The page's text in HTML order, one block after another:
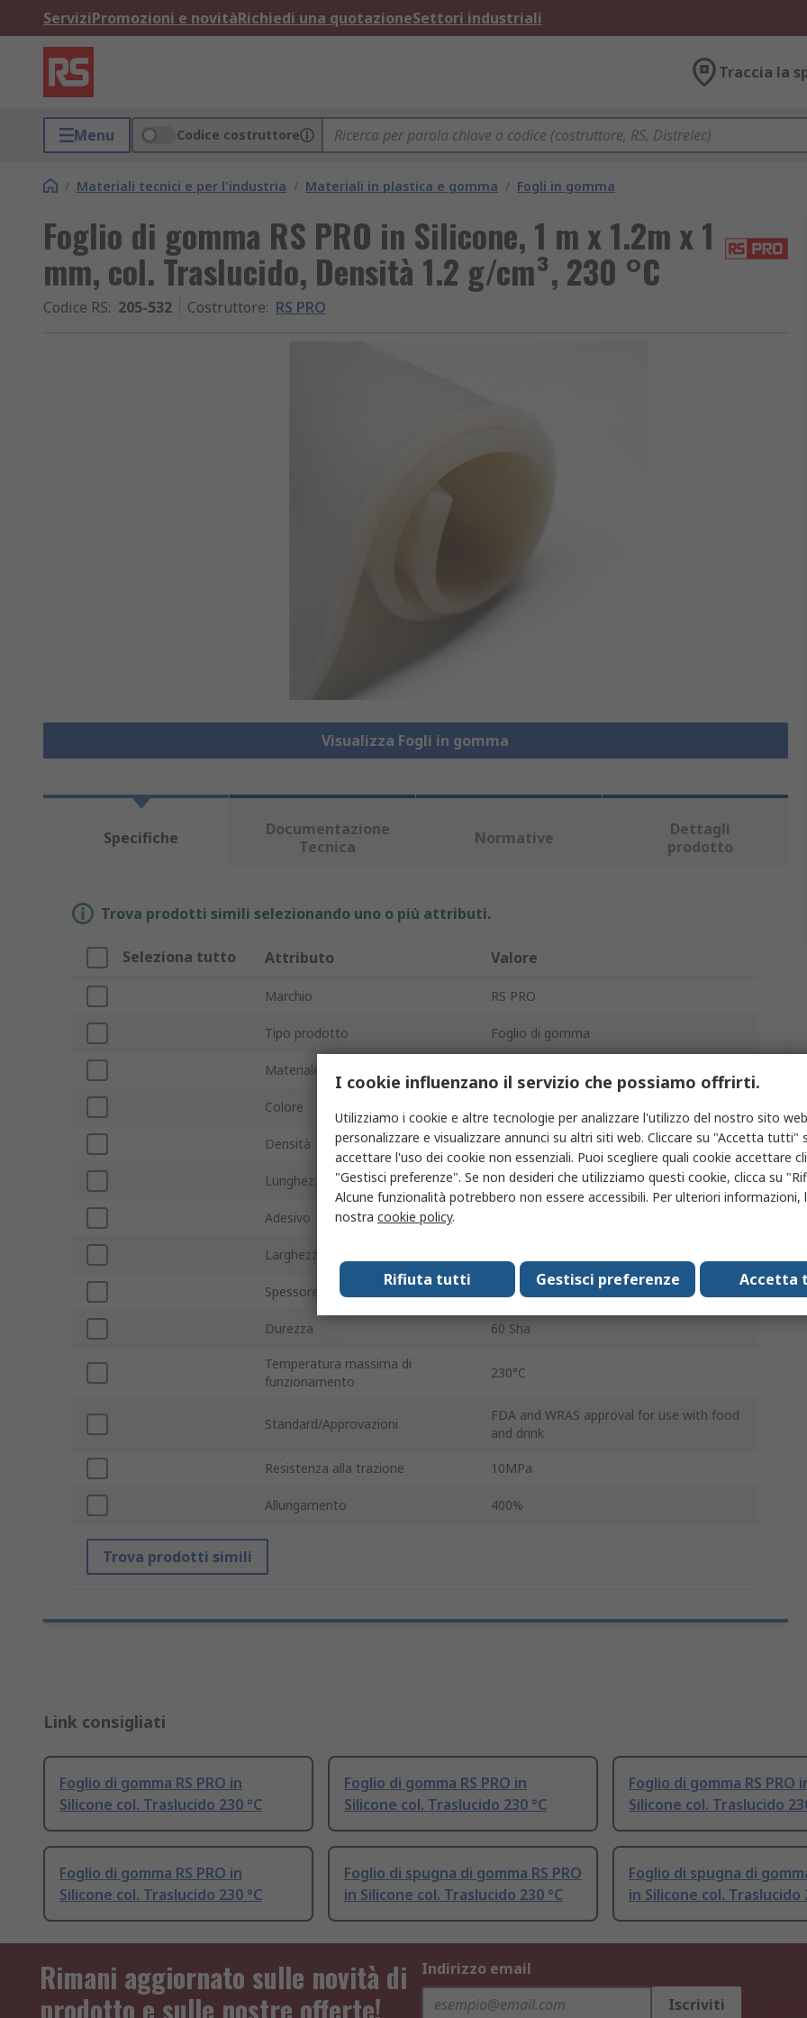
ServiziPromozioni e novitàRichiedi una quotazioneSettori industriali
Traccia la
Menu Codice costruttore
/ Materiali tecnici e per l'industria / Materiali in plastica e gomma / Fogli in gomma
Foglio di gomma RS PRO in Silicone, 1 m x 1.2m x 1
mm, col. Traslucido, Densità 1.2 g/cm³, 230 °C
Codice RS: 205-532 Costruttore: RS PRO
Visualizza Fogli in gomma
Specifiche
Documentazione
Tecnica
Normative
Dettagli
prodotto
Trova prodotti simili selezionando uno o più attributi.
Seleziona tutto Attributo Valore
Marchio RS PRO
Tipo prodotto Foglio di gomma
Materiale
Colore
Densità 1.2g/cm³
Lunghezza 1m
Adesivo
Larghezza
Spessore 1mm
Durezza 60 Sha
Temperatura massima di
funzionamento
230°C
Standard/Approvazioni
FDA and WRAS approval for use with food
and drink
Resistenza alla trazione 10MPa
Allungamento 400%
Trova prodotti simili
Link consigliati
Foglio di gomma RS PRO in
Silicone col. Traslucido 230 °C
Foglio di gomma RS PRO in
Silicone col. Traslucido 230 °C
Foglio di gomma RS PRO
Silicone col. Traslucido
Foglio di gomma RS PRO in
Silicone col. Traslucido 230 °C
Foglio di spugna di gomma RS PRO
in Silicone col. Traslucido 230 °C
Foglio di spugna di
in Silicone col. Traslucido
Rimani aggiornato sulle novità di
prodotto e sulle nostre offerte!
Indirizzo email
Iscriviti
I cookie influenzano il servizio che possiamo offrirti.
Utilizziamo i cookie e altre tecnologie per analizzare l'utilizzo del nostro sito
personalizzare e visualizzare annunci su altri siti web. Cliccare su "Accetta tutti"
accettare l'uso dei cookie non essenziali. Puoi scegliere quali cookie accettare
"Gestisci preferenze". Se non desideri che utilizziamo questi cookie, clicca su
Alcune funzionalità potrebbero non essere accessibili. Per ulteriori informazioni,
nostra cookie policy.
Accetta
Gestisci preferenze
Rifiuta tutti